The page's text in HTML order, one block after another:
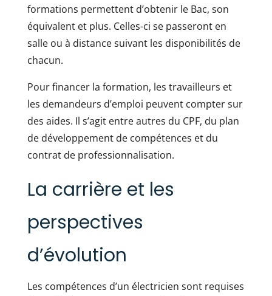
formations permettent d’obtenir le Bac, son
équivalent et plus. Celles-ci se passeront en
salle ou à distance suivant les disponibilités de
chacun.
Pour financer la formation, les travailleurs et
les demandeurs d’emploi peuvent compter sur
des aides. Il s’agit entre autres du CPF, du plan
de développement de compétences et du
contrat de professionnalisation.
La carrière et les
perspectives
d’évolution
Les compétences d’un électricien sont requises